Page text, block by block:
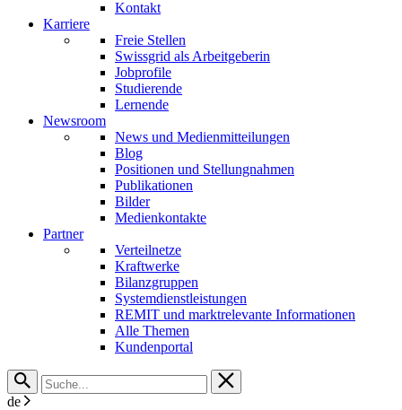
Kontakt
Karriere
Freie Stellen
Swissgrid als Arbeitgeberin
Jobprofile
Studierende
Lernende
Newsroom
News und Medienmitteilungen
Blog
Positionen und Stellungnahmen
Publikationen
Bilder
Medienkontakte
Partner
Verteilnetze
Kraftwerke
Bilanzgruppen
Systemdienstleistungen
REMIT und marktrelevante Informationen
Alle Themen
Kundenportal
de